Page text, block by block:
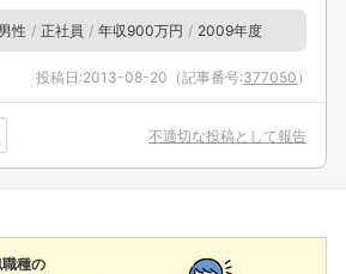
性 正社員 年収900万円 2009年度
投稿日:2013-08-20 （記事番号:377050 ）
不適切な投稿として報告
種の